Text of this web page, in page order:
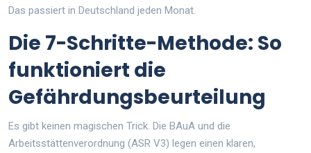
Das passiert in Deutschland jeden Monat.
Die 7-Schritte-Methode: So
funktioniert die
Gefährdungsbeurteilung
Es gibt keinen magischen Trick. Die BAuA und die
Arbeitsstättenverordnung (ASR V3) legen einen klaren,